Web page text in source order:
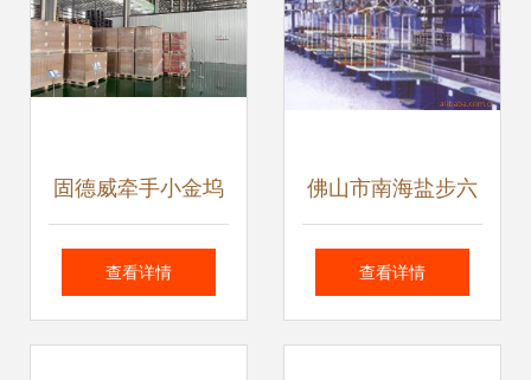
固德威牵手小金坞
打造山东仓储中
查看详情
佛山市南海盐步六
通机械厂的大数据
查看详情